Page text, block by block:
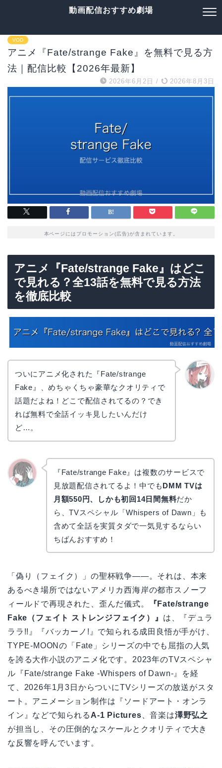
動画配信おすすめ劇場
VOD
アニメ『Fate/strange Fake』を無料で見る方
法｜配信比較【2026年最新】
2026年6月2日 / 2026年8月3日
本ページにはプロモーション(広告)が含まれています。
アニメ『Fate/strange Fake』はどこ
で見れる？全13話を無料で見る方法
を徹底比較
ついにアニメ化された『Fate/strange
Fake』、めちゃくちゃ豪華なクオリティで
話題だよね！どこで配信されてるの？でき
れば無料で全話イッキ見したいんだけ
ど…。
『Fate/strange Fake』は複数のサービスで
見放題配信されてるよ！中でもDMM TVは
月額550円、しかも初回14日間無料だか
ら、TVスペシャル「Whispers of Dawn」も
含めて全話を実質タダで一気見するならい
ちばんおすすめ！
「偽り（フェイク）」の聖杯戦争――。それは、本来
あるべき場所ではないアメリカ西海岸の都市スノーフ
ィールドで再現された、歪んだ儀式。
『Fate/strange
Fake（フェイト ストレンジフェイク）』 は、『デュラ
ララ!!』『バッカーノ!』で知られる成田良悟が手がけ、
TYPE-MOONの「Fate」シリーズの中でも屈指の人気
を誇る大作小説のアニメ化です。2023年のTVスペシャ
ル『Fate/strange Fake -Whispers of Dawn-』を経
て、2026年1月3日からついにTVシリーズの放送がスタ
ート。アニメーション制作は『ソードアート・オンラ
イン』などで知られる A-1 Pictures 、音楽は澤野弘之
が担当し、その圧倒的なスケールとクオリティで大き
な反響を呼んでいます。